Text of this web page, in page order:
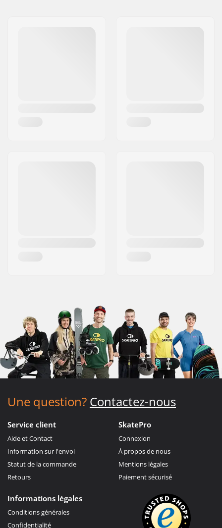
Une question? Contactez-nous
Service client
Aide et Contact
Information sur l'envoi
Statut de la commande
Retours
SkatePro
Connexion
À propos de nous
Mentions légales
Paiement sécurisé
Informations légales
Conditions générales
Confidentialité